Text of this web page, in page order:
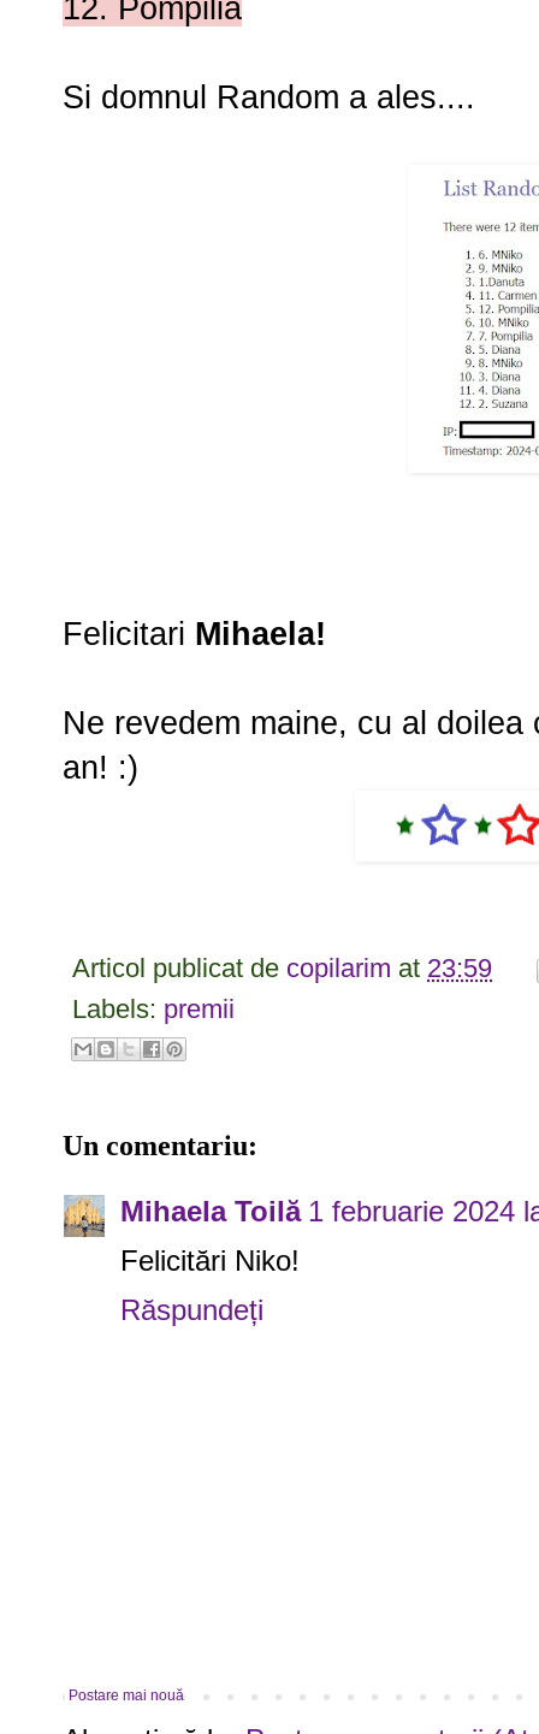
12. Pompilia
Si domnul Random a ales....
Felicitari Mihaela!
Ne revedem maine, cu al
an! :)
Articol publicat de copilarim at 23:59
Labels: premii
Un comentariu:
Mihaela Toilă 1 februarie 2024
Felicitări Niko!
Răspundeți
Postare mai nouă